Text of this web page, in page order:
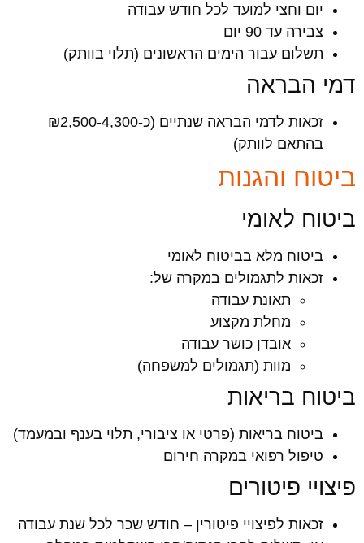
יום וחצי למועד לכל חודש עבודה
צבירה עד 90 יום
תשלום עבור הימים הראשונים (תלוי בוותק)
דמי הבראה
זכאות לדמי הבראה שנתיים (כ-₪2,500-4,300
בהתאם לוותק)
ביטוח והגנות
ביטוח לאומי
ביטוח מלא בביטוח לאומי
זכאות לתגמולים במקרה של:
תאונת עבודה
מחלת מקצוע
אובדן כושר עבודה
מוות (תגמולים למשפחה)
ביטוח בריאות
ביטוח בריאות (פרטי או ציבורי, תלוי בענף ובמעמד)
טיפול רפואי במקרה חירום
פיצויי פיטורים
זכאות לפיצויי פיטורין – חודש שכר לכל שנת עבודה